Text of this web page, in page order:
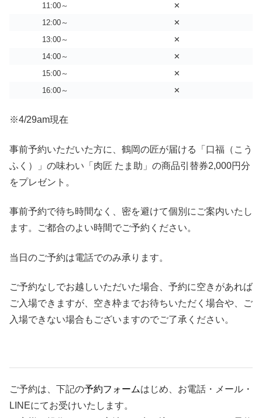
11:00～
✕
12:00～
✕
13:00～
✕
14:00～
✕
15:00～
✕
16:00～
✕
※4/29am現在
事前予約いただいた方に、鶴岡の匠が届ける「口福（こう
ふく）」の味わい「肉匠 たま助」の商品引替券2,000円分
をプレゼント。
事前予約で待ち時間なく、密を避けて個別にご案内いたし
ます。ご都合のよい時間でご予約ください。
当日のご予約は電話でのみ承ります。
ご予約なしでお越しいただいた場合、予約に空きがあれば
ご入場できますが、空き枠までお待ちいただく場合や、ご
入場できない場合もございますのでご了承ください。
ご予約は、下記の予約フォームはじめ、お電話・メール・
LINEにてお受けいたします。